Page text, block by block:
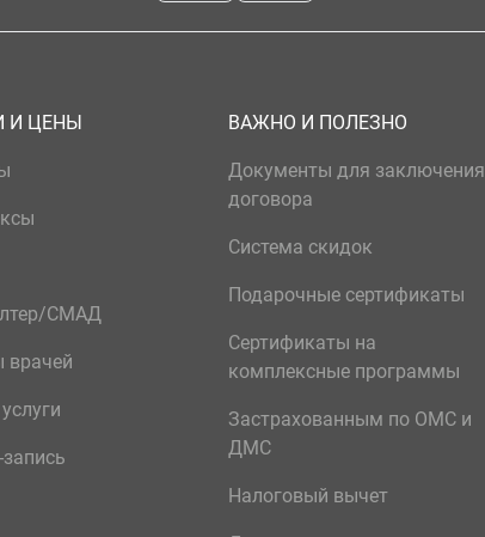
И ЦЕНЫ
СМАД
врачей
ВАЖНО И ПОЛЕЗНО
Документы для заключения
договора
Система скидок
Подарочные сертификаты
Сертификаты на
комплексные программы
Застрахованным по ОМС и
ДМС
Налоговый вычет